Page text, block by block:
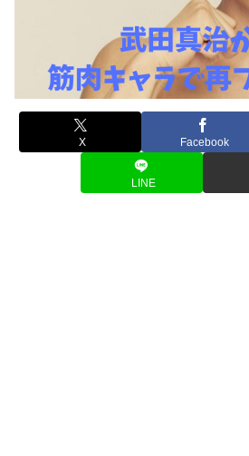
X Facebook
LINE